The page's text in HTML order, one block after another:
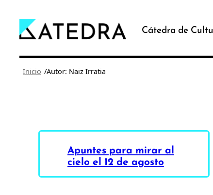
contenido
Cátedra de
Inicio /Autor: Naiz Irratia
Apuntes para mirar al
cielo el 12 de agosto